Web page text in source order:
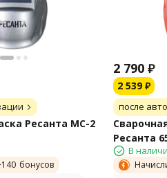
Ресанта МС-2
140 бонусов
2 790 ₽
2 539 ₽
после
Ресанта
В